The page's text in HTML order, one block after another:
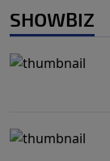
SHOWBIZ